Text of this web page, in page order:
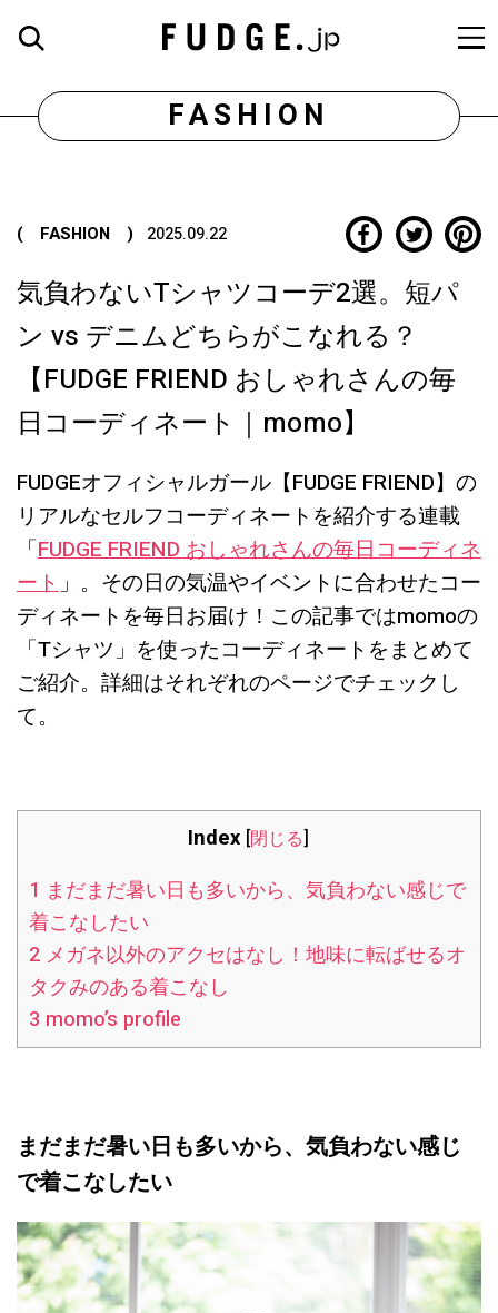
FASHION
( FASHION ) 2025.09.22
気負わないTシャツコーデ2選。短パ
ン vs デニムどちらがこなれる？
【FUDGE FRIEND おしゃれさんの毎
日コーディネート｜momo】
FUDGEオフィシャルガール【FUDGE FRIEND】の
リアルなセルフコーディネートを紹介する連載
「FUDGE FRIEND おしゃれさんの毎日コーディネ
ート」。その日の気温やイベントに合わせたコー
ディネートを毎日お届け！この記事ではmomoの
「Tシャツ」を使ったコーディネートをまとめて
ご紹介。詳細はそれぞれのページでチェックし
て。
Index [閉じる]
1 まだまだ暑い日も多いから、気負わない感じで
着こなしたい
2メガネ以外のアクセはなし！地味に転ばせるオ
タクみのある着こなし
3 momo’s profile
まだまだ暑い日も多いから、気負わない感じ
で着こなしたい